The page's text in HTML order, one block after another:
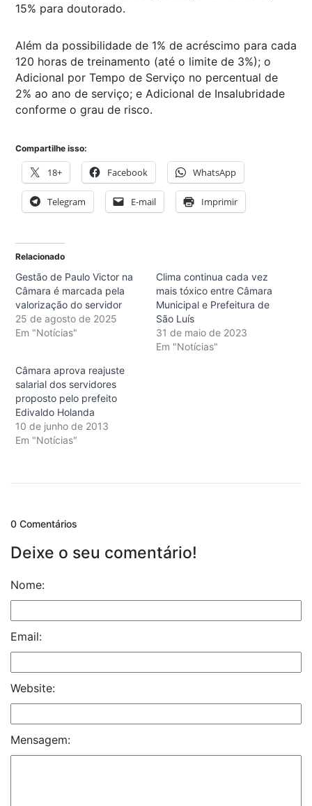
15% para doutorado.
Além da possibilidade de 1% de acréscimo para cada
120 horas de treinamento (até o limite de 3%); o
Adicional por Tempo de Serviço no percentual de
2% ao ano de serviço; e Adicional de Insalubridade
conforme o grau de risco.
Compartilhe isso:
18+ Facebook WhatsApp
Telegram E-mail Imprimir
Relacionado
Gestão de Paulo Victor na
Câmara é marcada pela
valorização do servidor
25 de agosto de 2025
Em "Notícias"
Clima continua cada vez
mais tóxico entre Câmara
Municipal e Prefeitura de
São Luís
31 de maio de 2023
Em "Notícias"
Câmara aprova reajuste
salarial dos servidores
proposto pelo prefeito
Edivaldo Holanda
10 de junho de 2013
Em "Notícias"
0 Comentários
Deixe o seu comentário!
Nome:
Email:
Website:
Mensagem: